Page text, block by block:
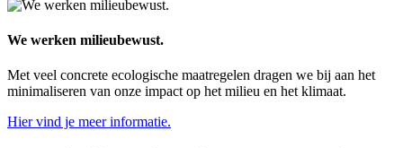
We werken milieubewust.
Met veel concrete ecologische maatregelen dragen we bij aan het
minimaliseren van onze impact op het milieu en het klimaat.
Hier vind je meer informatie.